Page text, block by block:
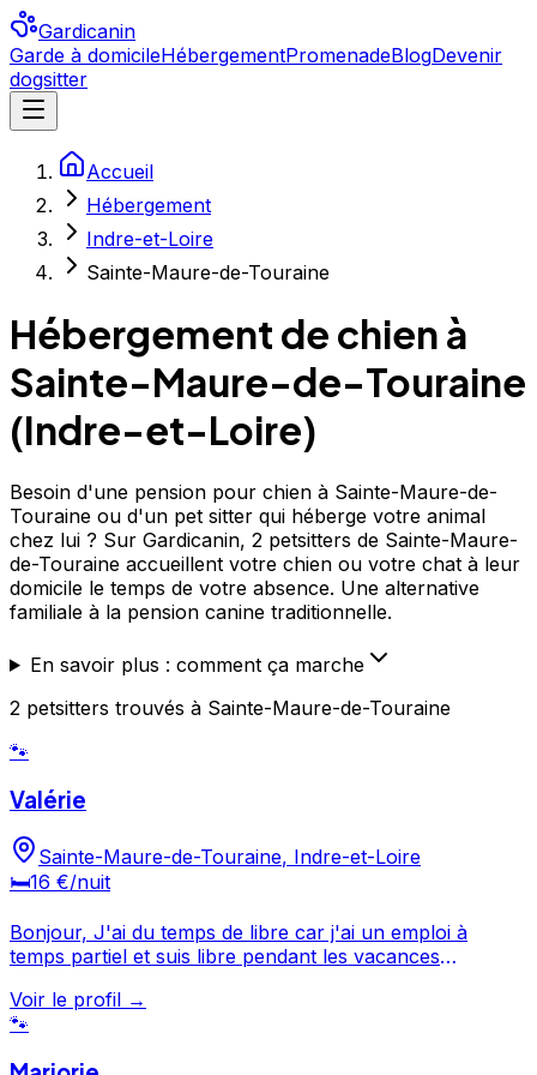
Gardicanin
Garde à domicileHébergementPromenadeBlogDevenir
dogsitter
Accueil
Hébergement
Indre-et-Loire
Sainte-Maure-de-Touraine
Hébergement de chien à
Sainte-Maure-de-Touraine
(Indre-et-Loire)
Besoin d'une pension pour chien à Sainte-Maure-de-
Touraine ou d'un pet sitter qui héberge votre animal
chez lui ? Sur Gardicanin, 2 petsitters de Sainte-Maure-
de-Touraine accueillent votre chien ou votre chat à leur
domicile le temps de votre absence. Une alternative
familiale à la pension canine traditionnelle.
En savoir plus : comment ça marche
2 petsitters trouvés à Sainte-Maure-de-Touraine
🐾
Valérie
Sainte-Maure-de-Touraine, Indre-et-Loire
🛏️16 €/nuit
Bonjour, J'ai du temps de libre car j'ai un emploi à
temps partiel et suis libre pendant les vacances
vois un chien dans la détresse ou perdu je le signale et
m'en occupe jusqu'à sa prise en charge. J'ai toujours
Voir le profil →
🐾